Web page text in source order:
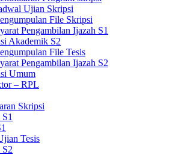
Ujian Skripsi
File Skripsi
Pengambilan Ijazah S1
Akademik S2
File Tesis
Pengambilan Ijazah S2
Umum
– RPL
Skripsi
Tesis
S2